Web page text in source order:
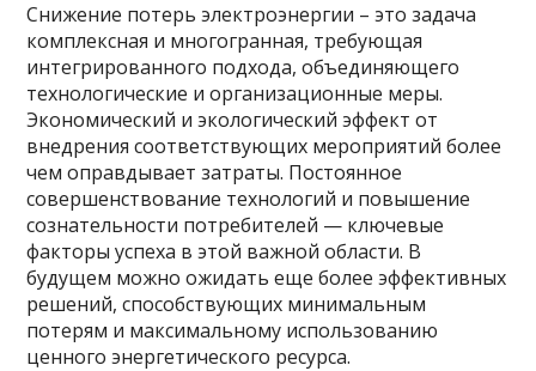
Снижение потерь электроэнергии – это задача
комплексная и многогранная, требующая
интегрированного подхода, объединяющего
технологические и организационные меры.
Экономический и экологический эффект от
внедрения соответствующих мероприятий более
чем оправдывает затраты. Постоянное
совершенствование технологий и повышение
сознательности потребителей — ключевые
факторы успеха в этой важной области. В
будущем можно ожидать еще более эффективных
решений, способствующих минимальным
потерям и максимальному использованию
ценного энергетического ресурса.